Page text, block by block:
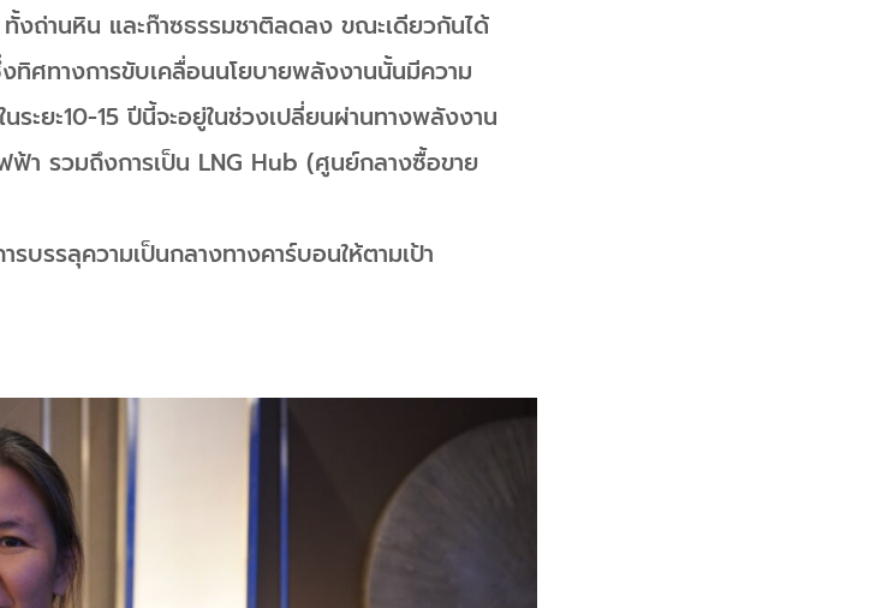
งถ่านหิน และก๊าซธรรมชาติลดลง ขณะเดียวกันได้
ศทางการขับเคลื่อนนโยบายพลังงานนั้นมีความ
ะยะ10-15 ปีนี้จะอยู่ในช่วงเปลี่ยนผ่านทางพลังงาน
ฟฟ้า รวมถึงการเป็น LNG Hub (ศูนย์กลางซื้อขาย
รรลุความเป็นกลางทางคาร์บอนให้ตามเป้า